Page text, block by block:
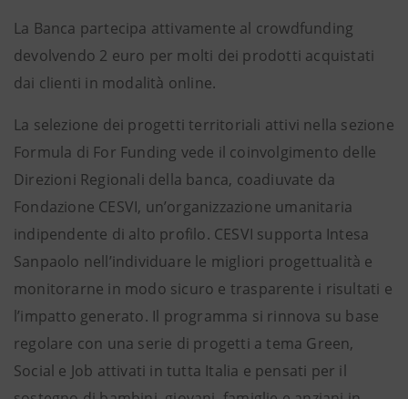
La Banca partecipa attivamente al crowdfunding
devolvendo 2 euro per molti dei prodotti acquistati
dai clienti in modalità online.
La selezione dei progetti territoriali attivi nella sezione
Formula di For Funding vede il coinvolgimento delle
Direzioni Regionali della banca, coadiuvate da
Fondazione CESVI, un’organizzazione umanitaria
indipendente di alto profilo. CESVI supporta Intesa
Sanpaolo nell’individuare le migliori progettualità e
monitorarne in modo sicuro e trasparente i risultati e
l’impatto generato. Il programma si rinnova su base
regolare con una serie di progetti a tema Green,
Social e Job attivati in tutta Italia e pensati per il